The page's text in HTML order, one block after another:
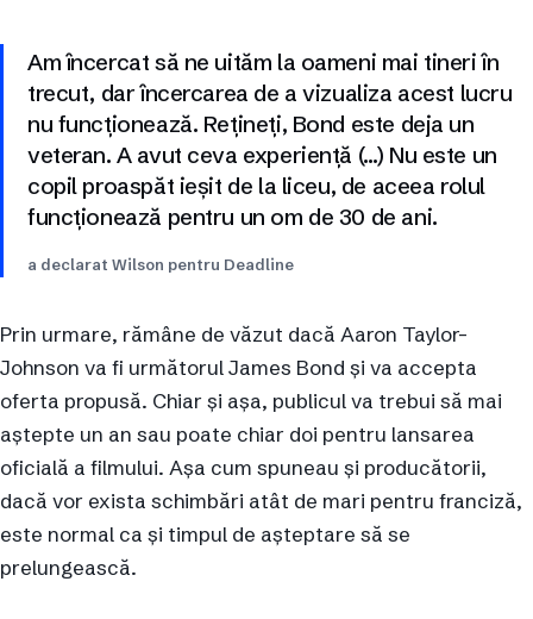
Am încercat să ne uităm la oameni mai tineri în
trecut, dar încercarea de a vizualiza acest lucru
nu funcționează. Rețineți, Bond este deja un
veteran. A avut ceva experiență (…) Nu este un
copil proaspăt ieșit de la liceu, de aceea rolul
funcționează pentru un om de 30 de ani.
a declarat Wilson pentru Deadline
Prin urmare, rămâne de văzut dacă Aaron Taylor-
Johnson va fi următorul James Bond și va accepta
oferta propusă. Chiar și așa, publicul va trebui să mai
aștepte un an sau poate chiar doi pentru lansarea
oficială a filmului. Așa cum spuneau și producătorii,
dacă vor exista schimbări atât de mari pentru franciză,
este normal ca și timpul de așteptare să se
prelungească.